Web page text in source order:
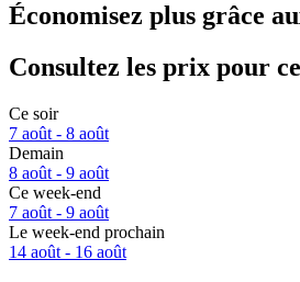
Économisez plus grâce
Consultez les prix pour
Ce soir
7 août - 8 août
Demain
8 août - 9 août
Ce week-end
7 août - 9 août
Le week-end prochain
14 août - 16 août